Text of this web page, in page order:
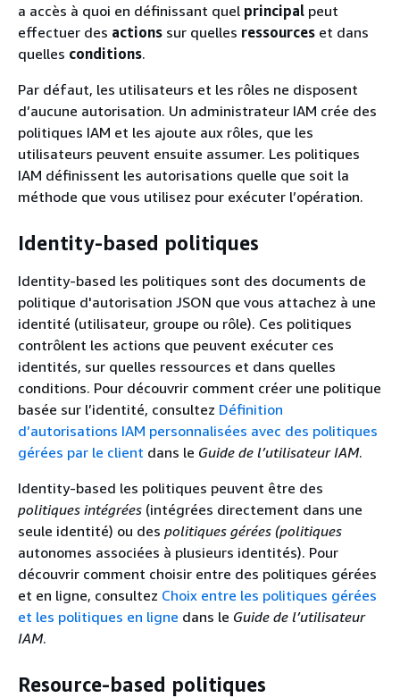
a accès à quoi en définissant quel principal peut
effectuer des actions sur quelles ressources et dans
quelles conditions.
Par défaut, les utilisateurs et les rôles ne disposent
d’aucune autorisation. Un administrateur IAM crée des
politiques IAM et les ajoute aux rôles, que les
utilisateurs peuvent ensuite assumer. Les politiques
IAM définissent les autorisations quelle que soit la
méthode que vous utilisez pour exécuter l’opération.
Identity-based politiques
Identity-based les politiques sont des documents de
politique d'autorisation JSON que vous attachez à une
identité (utilisateur, groupe ou rôle). Ces politiques
contrôlent les actions que peuvent exécuter ces
identités, sur quelles ressources et dans quelles
conditions. Pour découvrir comment créer une politique
basée sur l’identité, consultez Définition
d’autorisations IAM personnalisées avec des politiques
gérées par le client dans le Guide de l’utilisateur IAM.
Identity-based les politiques peuvent être des
politiques intégrées (intégrées directement dans une
seule identité) ou des politiques gérées (politiques
autonomes associées à plusieurs identités). Pour
découvrir comment choisir entre des politiques gérées
et en ligne, consultez Choix entre les politiques gérées
et les politiques en ligne dans le Guide de l’utilisateur
IAM.
Resource-based politiques